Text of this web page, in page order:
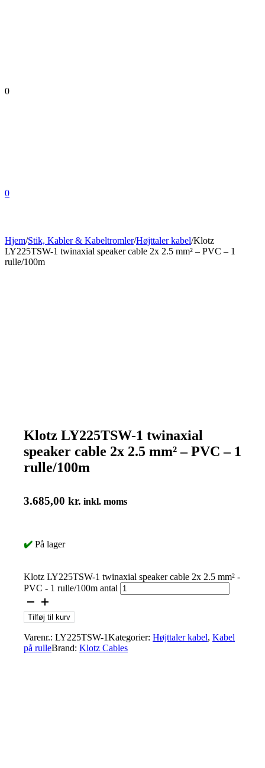
0
0
Hjem/Stik, Kabler & Kabeltromler/Højttaler kabel/Klotz
LY225TSW-1 twinaxial speaker cable 2x 2.5 mm² – PVC – 1
rulle/100m
Klotz LY225TSW-1 twinaxial
speaker cable 2x 2.5 mm² – PVC – 1
rulle/100m
3.685,00 kr. inkl. moms
✔️ På lager
Klotz LY225TSW-1 twinaxial speaker cable 2x 2.5 mm² -
PVC - 1 rulle/100m antal
Tilføj til kurv
Varenr.: LY225TSW-1Kategorier: Højttaler kabel, Kabel
på rulleBrand: Klotz Cables